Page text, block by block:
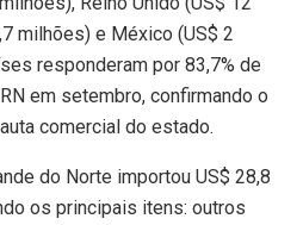
milhões) e México (US$ 2
responderam por 83,7% de
em setembro, confirmando o
comercial do estado.
do Norte importou US$ 28,8
os principais itens: outros